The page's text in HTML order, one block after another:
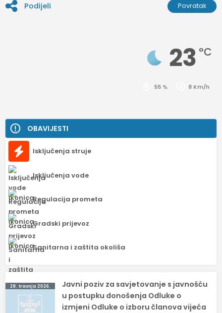
Podijeli Povratak
23 °C
55 % 8 Km/h
OBAVIJESTI
Isključenja struje
Isključenja vode
Regulacija prometa
Gradski prijevoz
Sanitarna i zaštita okoliša
Navigacija
objava
28. travnja 2026.
Javni poziv za savjetovanje s javnošću
u postupku donošenja Odluke o
izmjeni Odluke o izboru članova vijeća